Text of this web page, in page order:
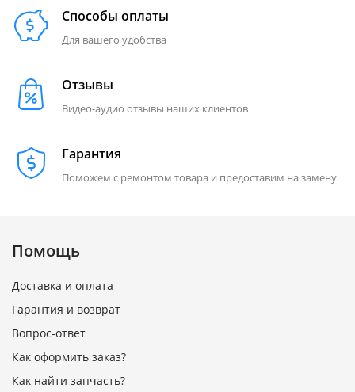
Способы оплаты
Для вашего удобства
Отзывы
Видео-аудио отзывы наших клиентов
Гарантия
Поможем с ремонтом товара и предоставим на замену
Помощь
Доставка и оплата
Гарантия и возврат
Вопрос-ответ
Как оформить заказ?
Как найти запчасть?